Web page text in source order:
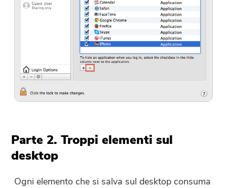
Parte 2. Troppi elementi sul
desktop
Ogni elemento che si salva sul desktop consuma